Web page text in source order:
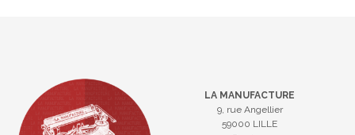
LA MANUFACTURE
9, rue Angellier
59000 LILLE